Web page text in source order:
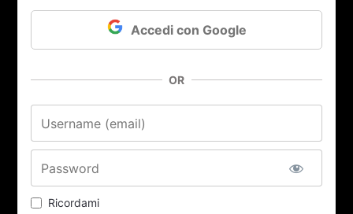
Accedi con Google
OR
Ricordami